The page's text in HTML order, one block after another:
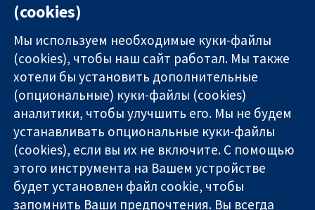
Надёжные
доказательства
Информированные
решения
11-13 Cavendish
Square
London
W1G 0AN
United Kingdom
Связаться с
нами
Новости
Пресс-
служба
О нас
(cookies)
Мы используем необходимые куки-файлы
(cookies), чтобы наш сайт работал. Мы также
хотели бы установить дополнительные
(опциональные) куки-файлы (cookies)
аналитики, чтобы улучшить его. Мы не будем
устанавливать опциональные куки-файлы
(cookies), если вы их не включите. С помощью
этого инструмента на Вашем устройстве
будет установлен файл cookie, чтобы
запомнить Ваши предпочтения. Вы всегда